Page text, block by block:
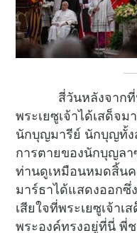
สี่วันหลังจากที่นัก
พระเยซูเจ้าได้เสด็จ
นักบุญมารีย์ นักบุญทั้ง
การตายของนักบุญล
ท่านดูเหมือนหมดสิ้น
มาร์ธาได้แสดงออกซึ่
เสียใจที่พระเยซูเจ้าเ
พระองค์ทรงอยู่ที่นี่ พี่